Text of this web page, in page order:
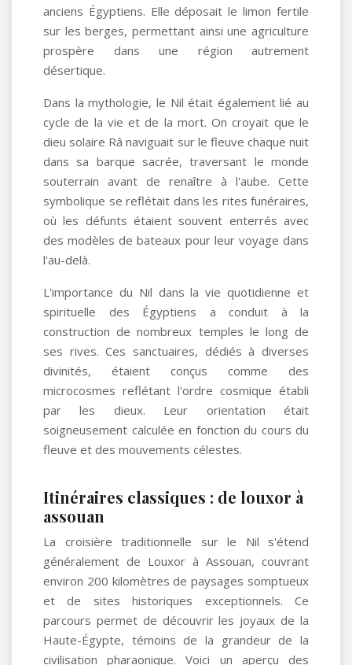
anciens Égyptiens. Elle déposait le limon fertile
sur les berges, permettant ainsi une agriculture
prospère dans une région autrement
désertique.
Dans la mythologie, le Nil était également lié au
cycle de la vie et de la mort. On croyait que le
dieu solaire Râ naviguait sur le fleuve chaque nuit
dans sa barque sacrée, traversant le monde
souterrain avant de renaître à l'aube. Cette
symbolique se reflétait dans les rites funéraires,
où les défunts étaient souvent enterrés avec
des modèles de bateaux pour leur voyage dans
l'au-delà.
L'importance du Nil dans la vie quotidienne et
spirituelle des Égyptiens a conduit à la
construction de nombreux temples le long de
ses rives. Ces sanctuaires, dédiés à diverses
divinités, étaient conçus comme des
microcosmes reflétant l'ordre cosmique établi
par les dieux. Leur orientation était
soigneusement calculée en fonction du cours du
fleuve et des mouvements célestes.
Itinéraires classiques : de louxor à
assouan
La croisière traditionnelle sur le Nil s'étend
généralement de Louxor à Assouan, couvrant
environ 200 kilomètres de paysages somptueux
et de sites historiques exceptionnels. Ce
parcours permet de découvrir les joyaux de la
Haute-Égypte, témoins de la grandeur de la
civilisation pharaonique. Voici un aperçu des